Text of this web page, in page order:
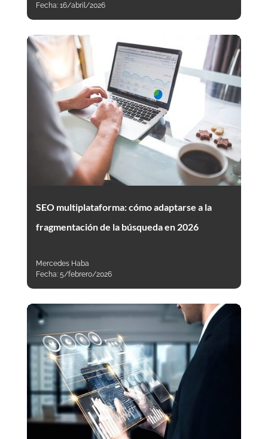
Fecha: 16/abril/2026
SEO multiplataforma: cómo adaptarse a la
fragmentación de la búsqueda en 2026
Mercedes Haba
Fecha: 5/febrero/2026